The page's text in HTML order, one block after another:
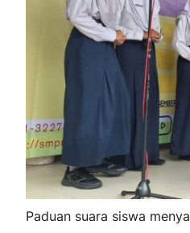
Paduan suara siswa